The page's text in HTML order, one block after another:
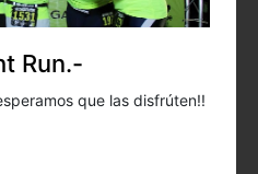
Run.-
que las disfrúten!!